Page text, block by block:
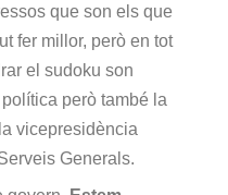
que son els que
fer millor, però en tot
el sudoku son
però també la
vicepresidència
Generals.